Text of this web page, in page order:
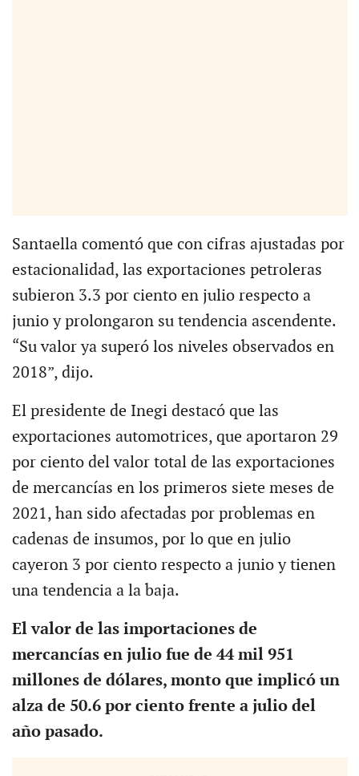
Santaella comentó que con cifras ajustadas por
estacionalidad, las exportaciones petroleras
subieron 3.3 por ciento en julio respecto a
junio y prolongaron su tendencia ascendente.
“Su valor ya superó los niveles observados en
2018”, dijo.
El presidente de Inegi destacó que las
exportaciones automotrices, que aportaron 29
por ciento del valor total de las exportaciones
de mercancías en los primeros siete meses de
2021, han sido afectadas por problemas en
cadenas de insumos, por lo que en julio
cayeron 3 por ciento respecto a junio y tienen
una tendencia a la baja.
El valor de las importaciones de
mercancías en julio fue de 44 mil 951
millones de dólares, monto que implicó un
alza de 50.6 por ciento frente a julio del
año pasado.